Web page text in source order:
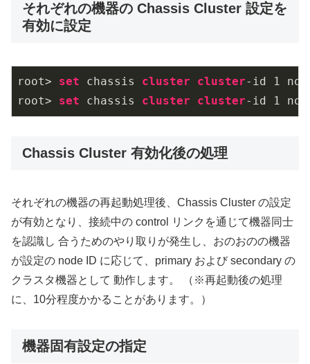
それぞれの機器の Chassis Cluster 設定を
有効に設定
root> set chassis cluster cluster-id 1
root> set chassis cluster cluster-id 1
Chassis Cluster 有効化後の処理
それぞれの機器の再起動処理後、Chassis Cluster の設定
が有効となり、接続中の control リンクを通じて機器同士
を認識し 合うためのやり取りが発生し、おのおのの機器
が設定の node ID に応じて、primary および secondary の
クラスタ機器として 動作します。 （※再起動後の処理
に、10分程度かかることがあります。）
機器固有設定の指定